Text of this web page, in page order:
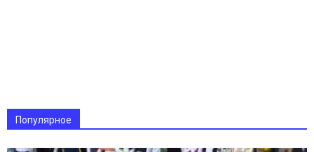
Популярное